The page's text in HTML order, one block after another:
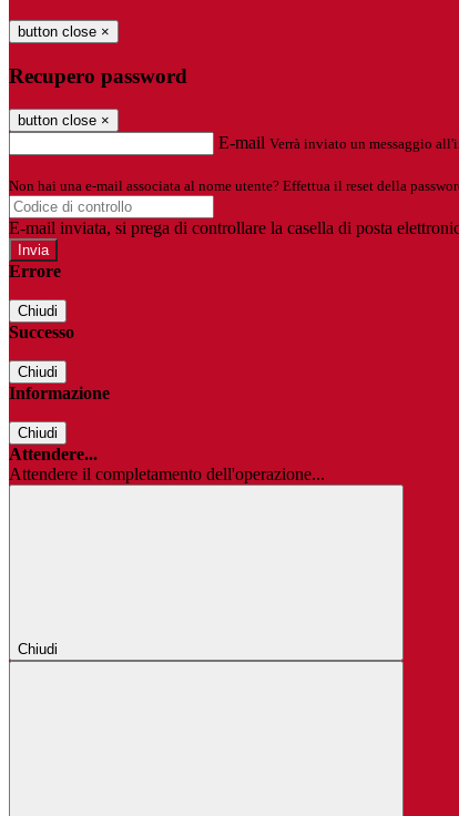
button close ×
Recupero password
button close ×
E-mail Verrà inviato un messaggio
Non hai una e-mail associata al nome utente? Effettua il reset della
E-mail inviata, si prega di controllare la casella di posta
Errore
Chiudi
Successo
Chiudi
Informazione
Chiudi
Attendere...
Attendere il completamento dell'operazione...
Chiudi